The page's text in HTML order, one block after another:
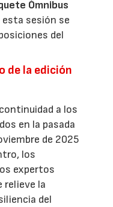
Ómnibus
esta sesión se
del
de la edición
a los
en la pasada
de 2025
los
expertos
relieve la
del